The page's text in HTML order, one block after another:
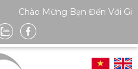
Mừng Bạn Đến Với Giao